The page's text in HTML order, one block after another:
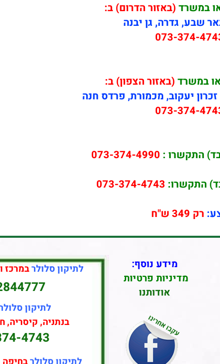
(באזור הדרום) ב:
שבע, גדרה, גן יבנה
073-374-
(באזור הצפון) ב:
יעקוב, מכמורת, פרדס חנה
073-374-
התקשרו : 073-374-4990
התקשרו: 073-374-4743
רק 349 ש"ח
מידע נוסף:
מדיניות פרטיות
אודותנו
לתיקון סלולרבמרכז
לתיקון
בנתניה, קיסריה,
4743